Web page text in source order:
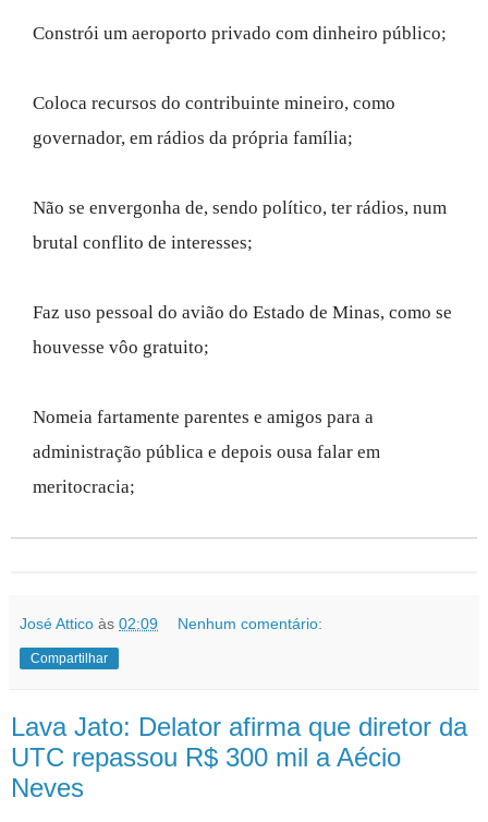
Constrói um aeroporto privado com dinheiro público;
Coloca recursos do contribuinte mineiro, como
governador, em rádios da própria família;
Não se envergonha de, sendo político, ter rádios, num
brutal conflito de interesses;
Faz uso pessoal do avião do Estado de Minas, como se
houvesse vôo gratuito;
Nomeia fartamente parentes e amigos para a
administração pública e depois ousa falar em
meritocracia;
José Attico às 02:09 Nenhum comentário:
Compartilhar
Lava Jato: Delator afirma que diretor da
UTC repassou R$ 300 mil a Aécio
Neves